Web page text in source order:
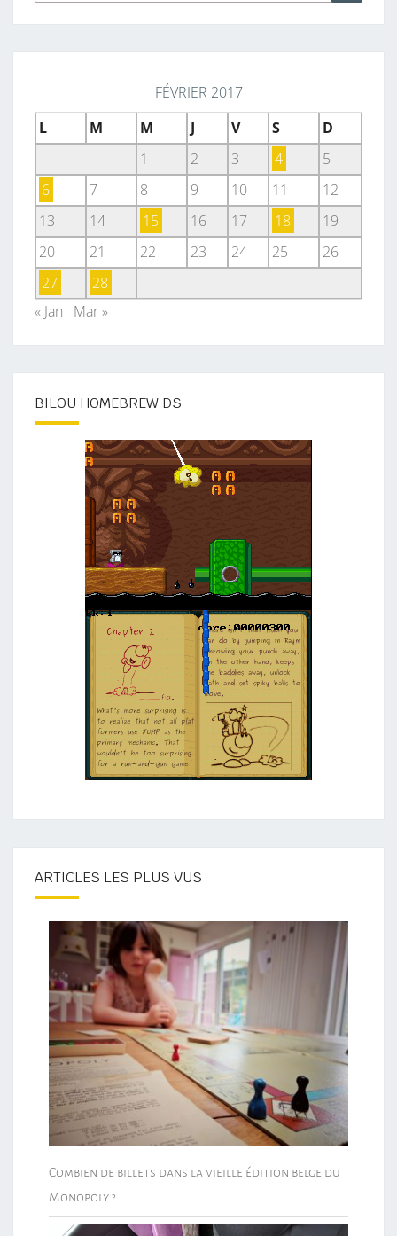
S
P
E
S
E
C
M
O
N
T
FÉVRIER 2017
L
M M J V S
D
1
2 3 4
5
6
7 8 9 10 11
12
13
14 15 16 17 18
19
20
21 22 23 24 25
26
27
28
« Jan
Mar »
BILOU HOMEBREW DS
ARTICLES LES PLUS VUS
Combien de billets dans la vieille édition belge du
Monopoly ?